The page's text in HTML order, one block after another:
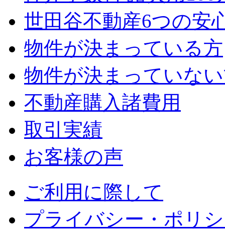
世田谷不動産6つの安
物件が決まっている方
物件が決まっていな
不動産購入諸費用
取引実績
お客様の声
ご利用に際して
プライバシー・ポリ